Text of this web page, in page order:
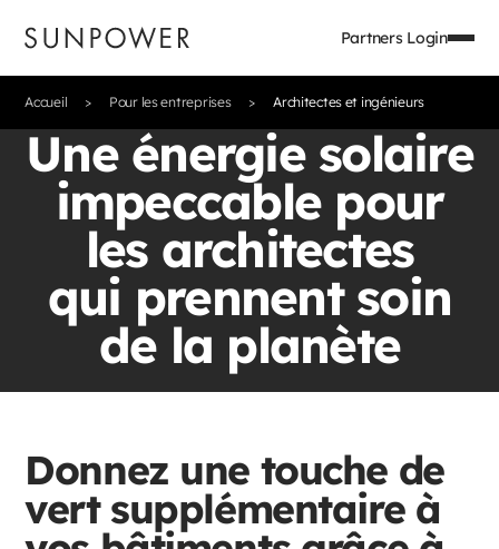
Partners Login
Accueil Pour les entreprises Architectes et ingénieurs
Une énergie solaire
impeccable pour
les architectes
qui prennent soin
de la planète
Donnez une touche de
vert supplémentaire à